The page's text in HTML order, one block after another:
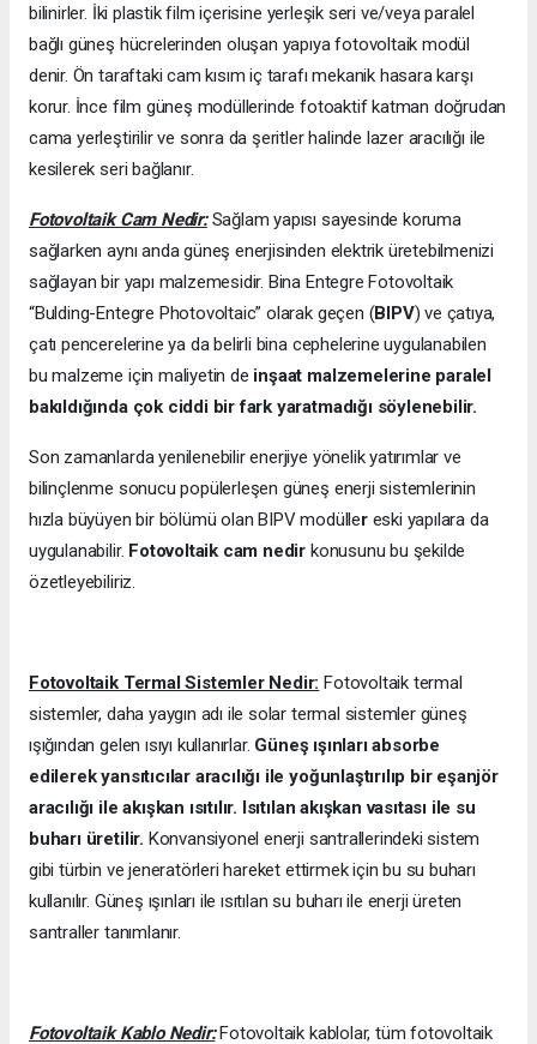
bilinirler. İki plastik film içerisine yerleşik seri ve/veya paralel
bağlı güneş hücrelerinden oluşan yapıya fotovoltaik modül
denir. Ön taraftaki cam kısım iç tarafı mekanik hasara karşı
korur. İnce film güneş modüllerinde fotoaktif katman doğrudan
cama yerleştirilir ve sonra da şeritler halinde lazer aracılığı ile
kesilerek seri bağlanır.
Fotovoltaik Cam Nedir:Sağlam yapısı sayesinde koruma
sağlarken aynı anda güneş enerjisinden elektrik üretebilmenizi
sağlayan bir yapı malzemesidir. Bina Entegre Fotovoltaik
“Bulding-Entegre Photovoltaic” olarak geçen (BIPV) ve çatıya,
çatı pencerelerine ya da belirli bina cephelerine uygulanabilen
bu malzeme için maliyetin de inşaat malzemelerine paralel
bakıldığında çok ciddi bir fark yaratmadığı söylenebilir.
Son zamanlarda yenilenebilir enerjiye yönelik yatırımlar ve
bilinçlenme sonucu popülerleşen güneş enerji sistemlerinin
hızla büyüyen bir bölümü olan BIPV modüller eski yapılara da
uygulanabilir. Fotovoltaik cam nedir konusunu bu şekilde
özetleyebiliriz.
Fotovoltaik Termal Sistemler Nedir: Fotovoltaik termal
sistemler, daha yaygın adı ile solar termal sistemler güneş
ışığından gelen ısıyı kullanırlar. Güneş ışınları absorbe
edilerek yansıtıcılar aracılığı ile yoğunlaştırılıp bir eşanjör
aracılığı ile akışkan ısıtılır. Isıtılan akışkan vasıtası ile su
buharı üretilir. Konvansiyonel enerji santrallerindeki sistem
gibi türbin ve jeneratörleri hareket ettirmek için bu su buharı
kullanılır. Güneş ışınları ile ısıtılan su buharı ile enerji üreten
santraller tanımlanır.
Fotovoltaik Kablo Nedir:Fotovoltaik kablolar, tüm fotovoltaik